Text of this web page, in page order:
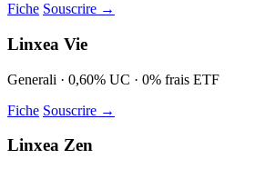
Fiche Souscrire →
Linxea Vie
Generali · 0,60% UC · 0% frais ETF
Fiche Souscrire →
Linxea Zen